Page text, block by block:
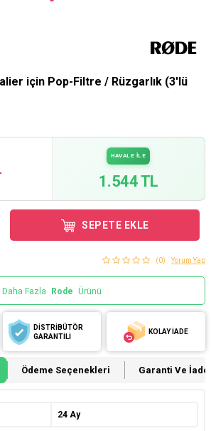
için Pop-Filtre / Rüzgarlık (3'lü
HAVALE İLE
1.544 TL
SEPETE EKLE
(0) Yorum Yap
Daha Fazla Rode Ürünü
DİSTRİBÜTÖR
GARANTİLİ
KOLAY İADE
Ödeme Seçenekleri Garanti Ve İade
24 Ay